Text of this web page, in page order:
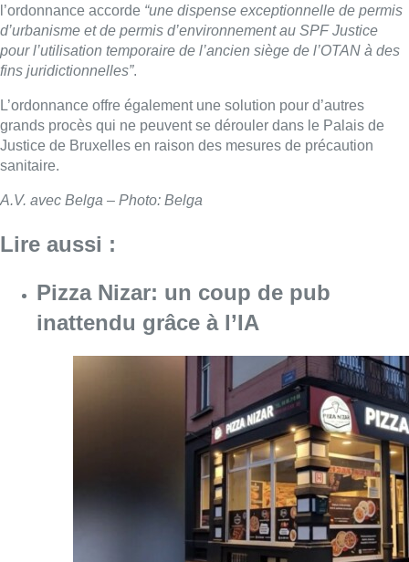
l’ordonnance accorde “une dispense exceptionnelle de permis
d’urbanisme et de permis d’environnement au SPF Justice
pour l’utilisation temporaire de l’ancien siège de l’OTAN à des
fins juridictionnelles”.
L’ordonnance offre également une solution pour d’autres
grands procès qui ne peuvent se dérouler dans le Palais de
Justice de Bruxelles en raison des mesures de précaution
sanitaire.
A.V. avec Belga – Photo: Belga
Lire aussi :
Pizza Nizar: un coup de pub
inattendu grâce à l’IA